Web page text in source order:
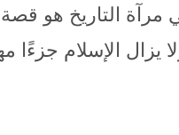
مرآة التاريخ هو
يزال الإسلام جزءًا